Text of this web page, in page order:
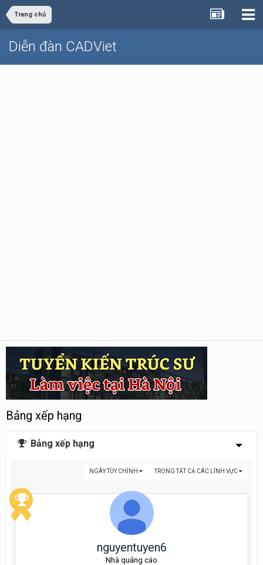
Trang chủ
Diễn đàn CADViet
Bảng xếp hạng
Bảng xếp hạng
TRONG TẤT CẢ CÁC LĨNH VỰC
NGÀY TÙY CHỈNH
nguyentuyen6
Nhà quảng cáo